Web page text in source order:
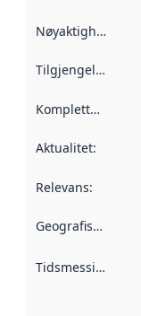
Nøyaktighet
Tilgjengelighet
Kompletthet
Aktualitet:
Relevans:
Geografisk avgrensning
Tidsmessig avgrensning